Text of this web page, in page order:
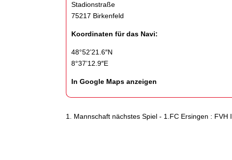
Stadionstraße
75217 Birkenfeld
Koordinaten für das Navi:
48°52’21.6″N
8°37’12.9″E
In Google Maps anzeigen
1. Mannschaft nächstes Spiel - 1.FC Ersingen : FVH I